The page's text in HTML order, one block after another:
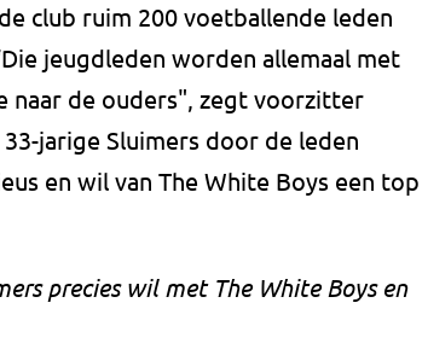
club ruim 200 voetballende leden
jeugdleden worden allemaal met
naar de ouders", zegt voorzitter
jarige Sluimers door de leden
en wil van The White Boys een top
precies wil met The White Boys en